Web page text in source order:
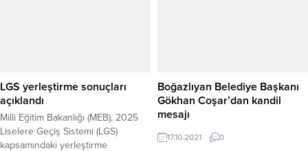
olması...
LGS yerleştirme sonuçları
açıklandı
Milli Eğitim Bakanlığı (MEB), 2025
Liselere Geçiş Sistemi (LGS)
kapsamındaki yerleştirme
Boğazlıyan Belediye Başkanı
Gökhan Coşar’dan kandil
mesajı
17.10.2021 0